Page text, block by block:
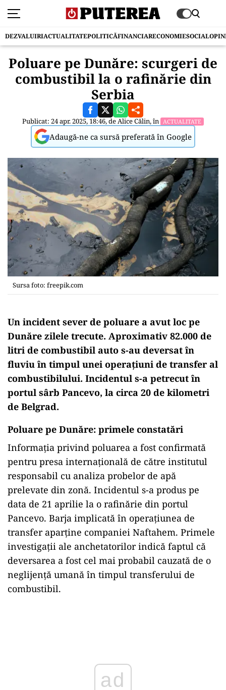
DEZVALUIRIACTUALITATEPOLITICĂFINANCIARECONOMIESOCIAL
Poluare pe Dunăre: scurgeri de
combustibil la o rafinărie din
Serbia
Publicat: 24 apr. 2025, 18:46, deAlice Călin, în ACTUALITATE
Adaugă-ne ca sursă preferată în Google
Sursa foto: freepik.com
Un incident sever de poluare a avut loc pe
Dunăre zilele trecute. Aproximativ 82.000 de
litri de combustibil auto s-au deversat în
fluviu în timpul unei operațiuni de transfer al
combustibilului. Incidentul s-a petrecut în
portul sârb Pancevo, la circa 20 de kilometri
de Belgrad.
Poluare pe Dunăre: primele constatări
Informația privind poluarea a fost confirmată
pentru presa internațională de către institutul
responsabil cu analiza probelor de apă
prelevate din zonă. Incidentul s-a produs pe
data de 21 aprilie la o rafinărie din portul
Pancevo. Barja implicată în operațiunea de
transfer aparține companiei Naftahem. Primele
investigații ale anchetatorilor indică faptul că
deversarea a fost cel mai probabil cauzată de o
neglijență umană în timpul transferului de
combustibil.